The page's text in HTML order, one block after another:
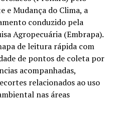
e Mudança do Clima, a
conduzido pela
Agropecuária (Embrapa).
de leitura rápida com
de pontos de coleta por
acompanhadas,
relacionados ao uso
nas áreas